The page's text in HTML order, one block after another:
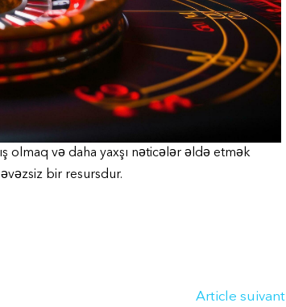
olmaq və daha yaxşı nəticələr əldə etmək
bir resursdur.
Article suivant